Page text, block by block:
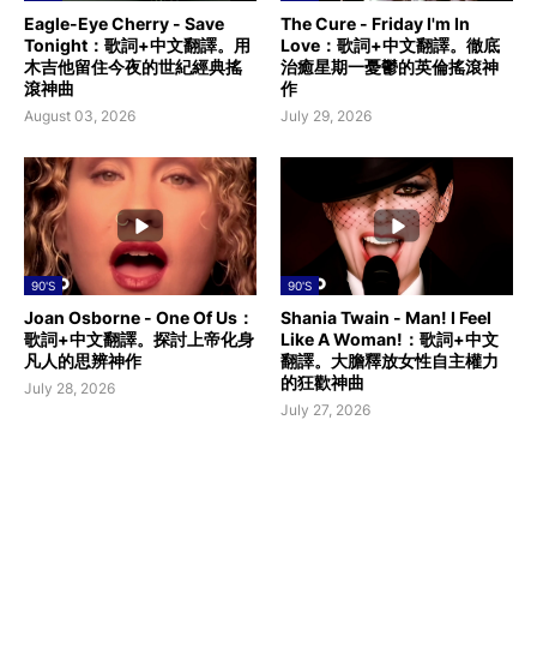
Eagle-Eye Cherry - Save
Tonight：歌詞+中文翻譯。用
木吉他留住今夜的世紀經典搖
滾神曲
August 03, 2026
The Cure - Friday I'm In
Love：歌詞+中文翻譯。徹底
治癒星期一憂鬱的英倫搖滾神
作
July 29, 2026
90'S
Joan Osborne - One Of Us：
歌詞+中文翻譯。探討上帝化身
凡人的思辨神作
July 28, 2026
90'S
Shania Twain - Man! I Feel
Like A Woman!：歌詞+中文
翻譯。大膽釋放女性自主權力
的狂歡神曲
July 27, 2026